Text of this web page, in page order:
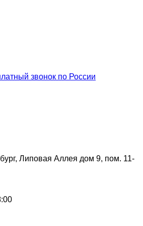
звонок по России
Липовая Аллея дом 9, пом. 11-